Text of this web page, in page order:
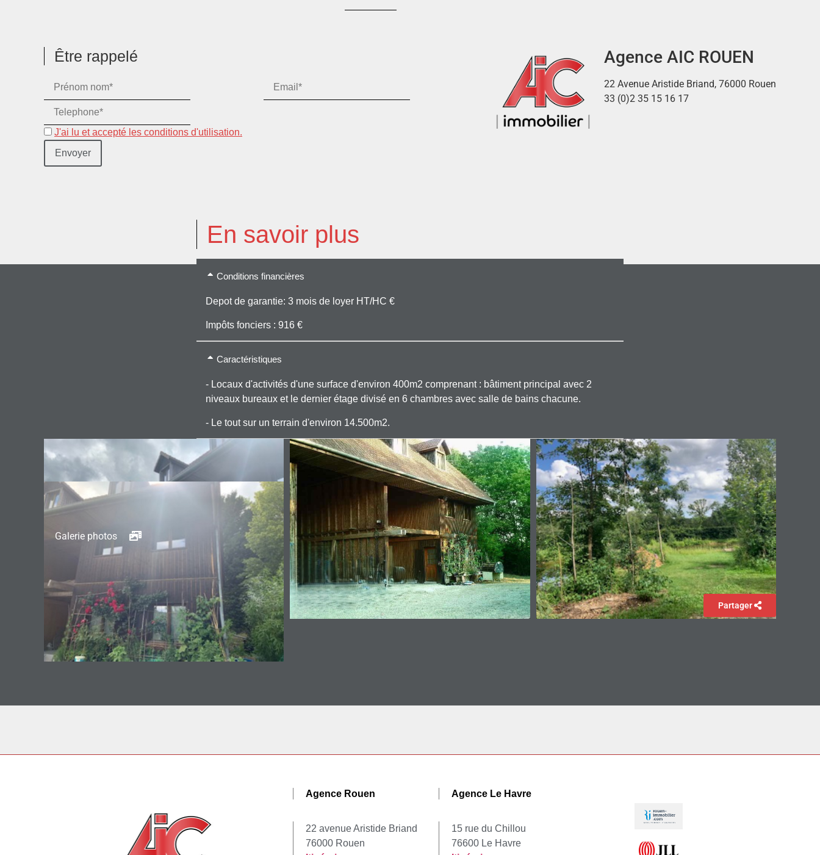
Être rappelé
J'ai lu et accepté les conditions d'utilisation.
Agence AIC ROUEN
22 Avenue Aristide Briand, 76000 Rouen
33 (0)2 35 15 16 17
En savoir plus
Conditions financières
Depot de garantie: 3 mois de loyer HT/HC €
Impôts fonciers : 916 €
Caractéristiques
- Locaux d'activités d'une surface d'environ 400m2 comprenant : bâtiment principal avec 2
niveaux bureaux et le dernier étage divisé en 6 chambres avec salle de bains chacune.
- Le tout sur un terrain d'environ 14.500m2.
Galerie photos
Partager
Agence Rouen
22 avenue Aristide Briand
76000 Rouen
Agence Le Havre
15 rue du Chillou
76600 Le Havre